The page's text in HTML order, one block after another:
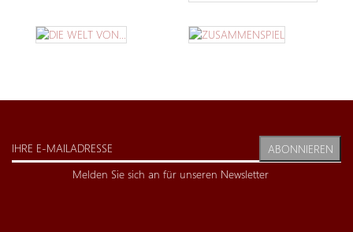
ABONNIEREN
Melden Sie sich an für unseren Newsletter